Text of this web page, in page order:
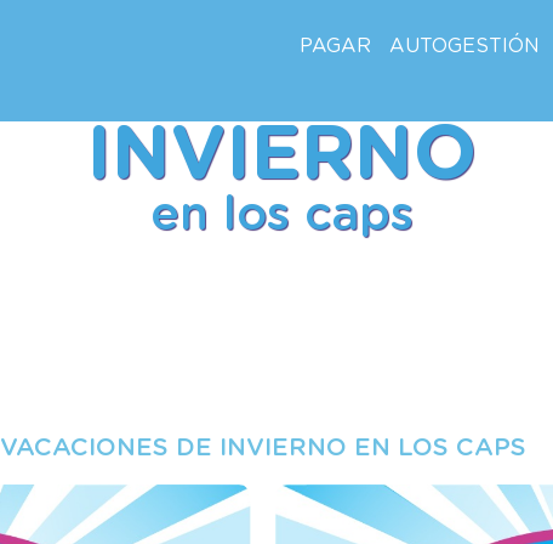
PAGAR AUTOGESTIÓN
INVIERNO
en los caps
VACACIONES DE INVIERNO EN LOS CAPS